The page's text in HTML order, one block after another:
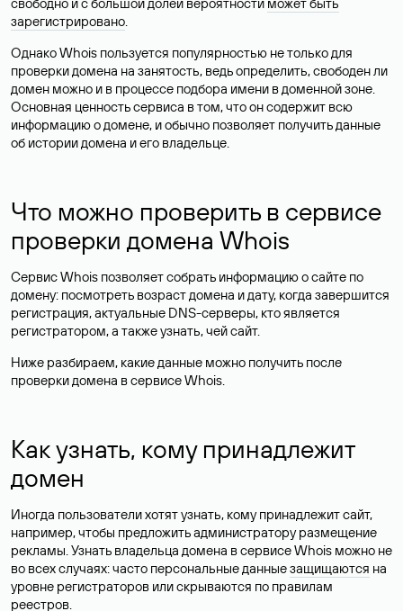
зарегистрировано.
Однако Whois пользуется популярностью не только для
проверки домена на занятость, ведь определить, свободен ли
домен можно и в процессе подбора имени в доменной зоне.
Основная ценность сервиса в том, что он содержит всю
информацию о домене, и обычно позволяет получить данные
об истории домена и его владельце.
Что можно проверить в сервисе
проверки домена Whois
Сервис Whois позволяет собрать информацию о сайте по
домену: посмотреть возраст домена и дату, когда завершится
регистрация, актуальные DNS-серверы, кто является
регистратором, а также узнать, чей сайт.
Ниже разбираем, какие данные можно получить после
проверки домена в сервисе Whois.
Как узнать, кому принадлежит
домен
Иногда пользователи хотят узнать, кому принадлежит сайт,
например, чтобы предложить администратору размещение
рекламы. Узнать владельца домена в сервисе Whois можно не
во всех случаях: часто персональные данныезащищаются на
уровне регистраторов или скрываются по правилам
реестров.